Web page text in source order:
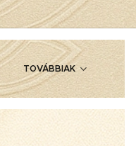
TOVÁBBIAK